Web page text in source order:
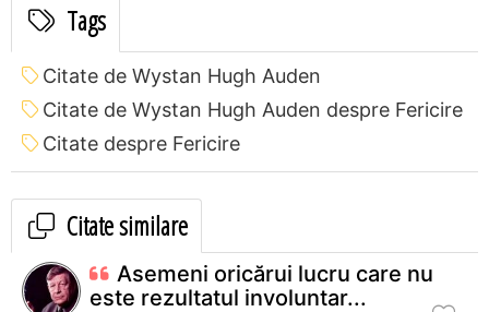
Tags
Citate de Wystan Hugh Auden
Citate de Wystan Hugh Auden despre Fericire
Citate despre Fericire
Citate similare
Asemeni oricărui lucru care nu
este rezultatul involuntar...